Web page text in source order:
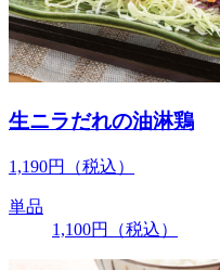
生ニラだれの油淋鶏
1,190円 （税込）
単品
1,100円 （税込）